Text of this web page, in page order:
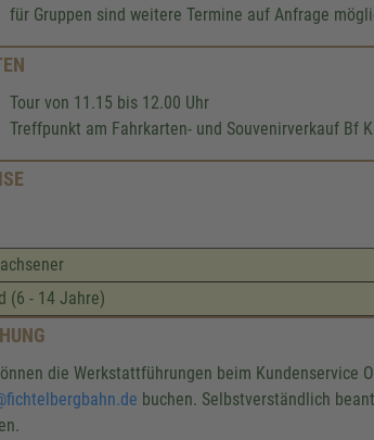
für Gruppen sind weitere Termine auf Anfrage
Tour von 11.15 bis 12.00 Uhr
Treffpunkt am Fahrkarten- und Souvenirverkauf Bf
(6 - 14 Jahre)
die Werkstattführungen beim Kundenservice
buchen. Selbstverständlich